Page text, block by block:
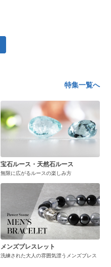
特集一覧へ
宝石ルース・天然石ルース
無限に広がるルースの楽しみ方
メンズブレスレット
洗練された大人の雰囲気漂うメンズブレス